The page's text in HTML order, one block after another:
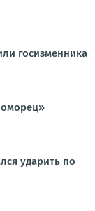
госизменника
ударить по